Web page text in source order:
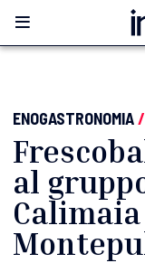
ENOGASTRONOMIA/
al